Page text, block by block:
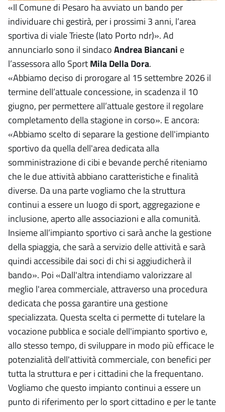
«Il Comune di Pesaro ha avviato un bando per
individuare chi gestirà, per i prossimi 3 anni, l’area
sportiva di viale Trieste (lato Porto ndr)». Ad
annunciarlo sono il sindacoAndrea Biancani e
l’assessora allo SportMila Della Dora.
«Abbiamo deciso di prorogare al 15 settembre 2026 il
termine dell’attuale concessione, in scadenza il 10
giugno, per permettere all’attuale gestore il regolare
completamento della stagione in corso». E ancora:
«Abbiamo scelto di separare la gestione dell'impianto
sportivo da quella dell'area dedicata alla
somministrazione di cibi e bevande perché riteniamo
che le due attività abbiano caratteristiche e finalità
diverse. Da una parte vogliamo che la struttura
continui a essere un luogo di sport, aggregazione e
inclusione, aperto alle associazioni e alla comunità.
Insieme all’impianto sportivo ci sarà anche la gestione
della spiaggia, che sarà a servizio delle attività e sarà
quindi accessibile dai soci di chi si aggiudicherà il
bando». Poi «Dall'altra intendiamo valorizzare al
meglio l'area commerciale, attraverso una procedura
dedicata che possa garantire una gestione
specializzata. Questa scelta ci permette di tutelare la
vocazione pubblica e sociale dell'impianto sportivo e,
allo stesso tempo, di sviluppare in modo più efficace le
potenzialità dell'attività commerciale, con benefici per
tutta la struttura e per i cittadini che la frequentano.
Vogliamo che questo impianto continui a essere un
punto di riferimento per lo sport cittadino e per le tante